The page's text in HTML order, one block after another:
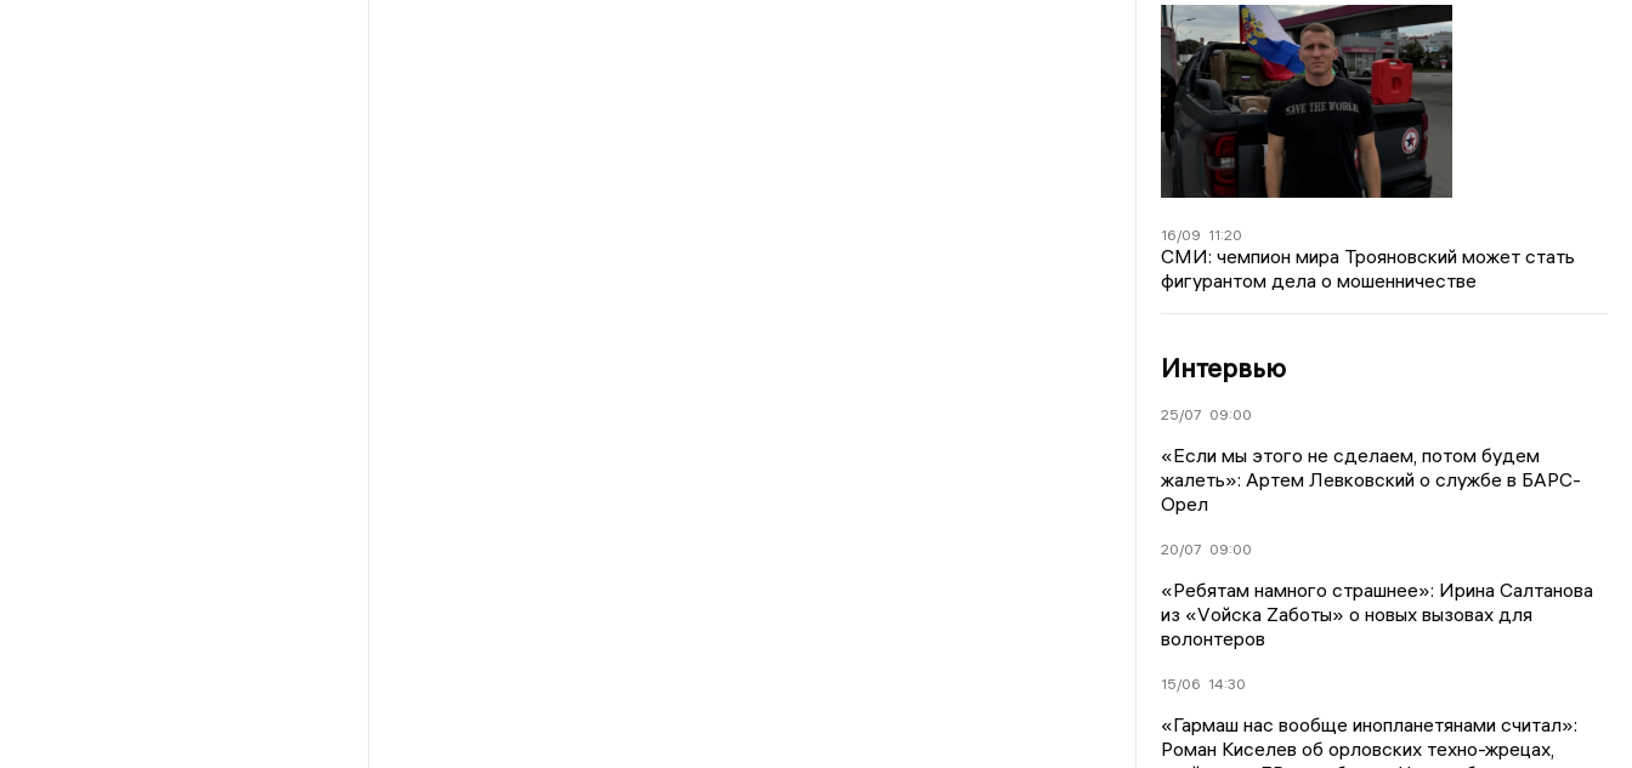
16/09 11:20
СМИ: чемпион мира Трояновский может стать
фигурантом дела о мошенничестве
Интервью
25/07 09:00
«Если мы этого не сделаем, потом будем
жалеть»: Артем Левковский о службе в БАРС-
Орел
20/07 09:00
«Ребятам намного страшнее»: Ирина Салтанова
из «Vойска Zаботы» о новых вызовах для
волонтеров
15/06 14:30
«Гармаш нас вообще инопланетянами считал»:
Роман Киселев об орловских техно-жрецах,